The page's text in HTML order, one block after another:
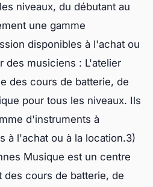
niveaux, du débutant au
une gamme
disponibles à l'achat ou
des musiciens : L'atelier
des cours de batterie, de
pour tous les niveaux. Ils
d'instruments à
à l'achat ou à la location.3)
Musique est un centre
des cours de batterie, de